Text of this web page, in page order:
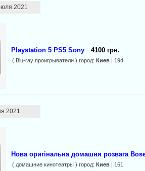
2021
Playstation 5 PS5 Sony 4100 грн.
( Blu-ray проигрыватели ) город: Киев| 194
2021
Нова оригінальна домашня розвага
( домашние кинотеатры ) город: Киев| 161